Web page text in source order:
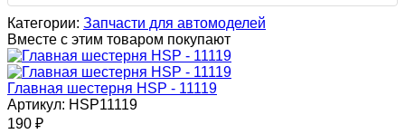
Категории: Запчасти для автомоделей
Вместе с этим товаром покупают
Главная шестерня HSP - 11119
Артикул: HSP11119
190 ₽